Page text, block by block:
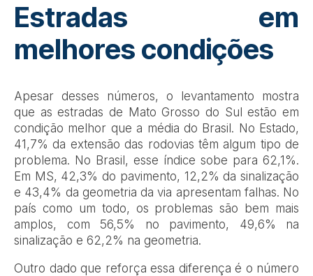
Estradas em
melhores condições
Apesar desses números, o levantamento mostra
que as estradas de Mato Grosso do Sul estão em
condição melhor que a média do Brasil. No Estado,
41,7% da extensão das rodovias têm algum tipo de
problema. No Brasil, esse índice sobe para 62,1%.
Em MS, 42,3% do pavimento, 12,2% da sinalização
e 43,4% da geometria da via apresentam falhas. No
país como um todo, os problemas são bem mais
amplos, com 56,5% no pavimento, 49,6% na
sinalização e 62,2% na geometria.
Outro dado que reforça essa diferença é o número